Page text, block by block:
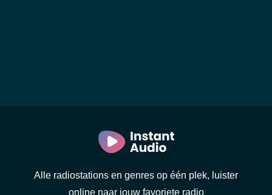
Alle radiostations en genres op één plek, luister
online naar jouw favoriete radio